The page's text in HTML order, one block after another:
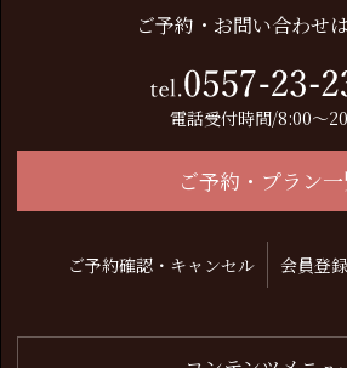
ご予約・お問い合わせ
電話受付時間/8:00～
ご予約・プラン
ご予約確認・キャンセル 会員登録